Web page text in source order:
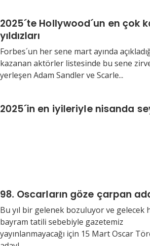
2025´te Hollywood´un en çok
yıldızları
Forbes´un her sene mart ayında
kazanan aktörler listesinde bu sene
yerleşen Adam Sandler ve Scarle...
2025´in en iyileriyle nisanda
98. Oscarların göze çarpan
Bu yıl bir gelenek bozuluyor ve gelecek
bayram tatili sebebiyle gazetemiz
yayınlanmayacağı için 15 Mart Oscar